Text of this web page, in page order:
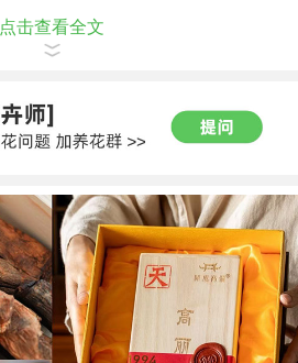
点击查看全文